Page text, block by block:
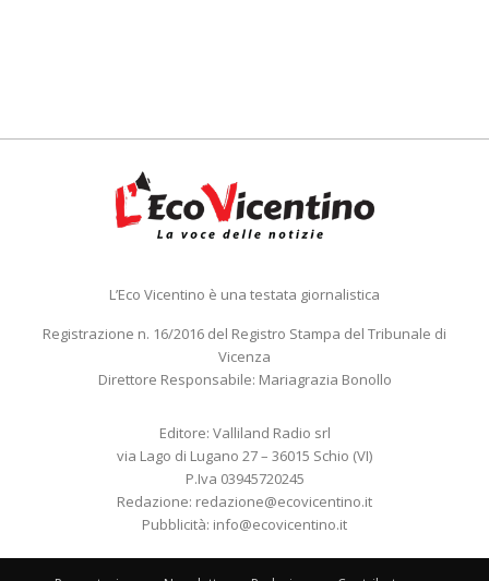
L’Eco Vicentino è una testata giornalistica
Registrazione n. 16/2016 del Registro Stampa del Tribunale di
Vicenza
Direttore Responsabile: Mariagrazia Bonollo
Editore: Valliland Radio srl
via Lago di Lugano 27 – 36015 Schio (VI)
P.Iva 03945720245
Redazione: redazione@ecovicentino.it
Pubblicità: info@ecovicentino.it